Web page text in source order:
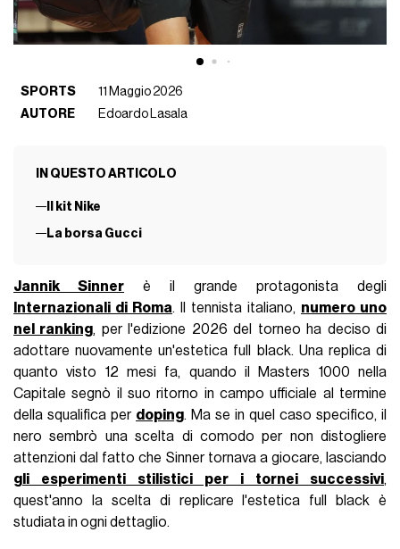
SPORTS
11 Maggio 2026
AUTORE
Edoardo Lasala
IN QUESTO ARTICOLO
Il kit Nike
La borsa Gucci
Jannik Sinner è il grande protagonista degli
Internazionali di Roma. Il tennista italiano, numero uno
nel ranking, per l'edizione 2026 del torneo ha deciso di
adottare nuovamente un'estetica full black. Una replica di
quanto visto 12 mesi fa, quando il Masters 1000 nella
Capitale segnò il suo ritorno in campo ufficiale al termine
della squalifica per doping. Ma se in quel caso specifico, il
nero sembrò una scelta di comodo per non distogliere
attenzioni dal fatto che Sinner tornava a giocare, lasciando
gli esperimenti stilistici per i tornei successivi,
quest'anno la scelta di replicare l'estetica full black è
studiata in ogni dettaglio.